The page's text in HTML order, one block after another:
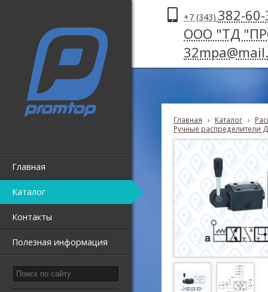
Главная
Каталог
Контакты
Полезная информация
+7 (343) 382-
ООО "ТД
Главная › Каталог ›
Ручные распределители